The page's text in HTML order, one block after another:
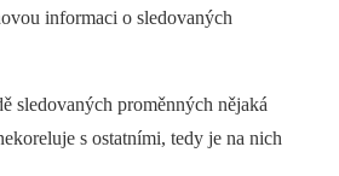
informaci o sledovaných
sledovaných proměn­ných nějaká
s ostatními, tedy je na nich